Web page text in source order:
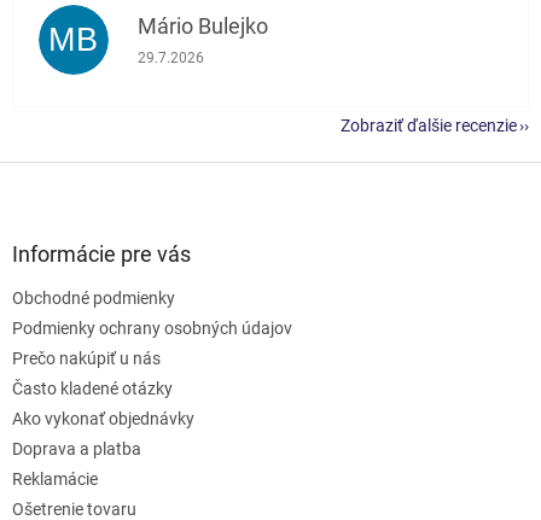
MB Mário Bulejko
Hodnotenie obchodu je 5 z 5 hviezdičiek.
29.7.2026
Zobraziť ďalšie recenzie
Informácie pre vás
Obchodné podmienky
Podmienky ochrany osobných údajov
Prečo nakúpiť u nás
Často kladené otázky
Ako vykonať objednávky
Doprava a platba
Reklamácie
Ošetrenie tovaru